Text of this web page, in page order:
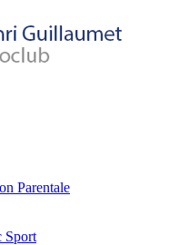
Parentale
Sport